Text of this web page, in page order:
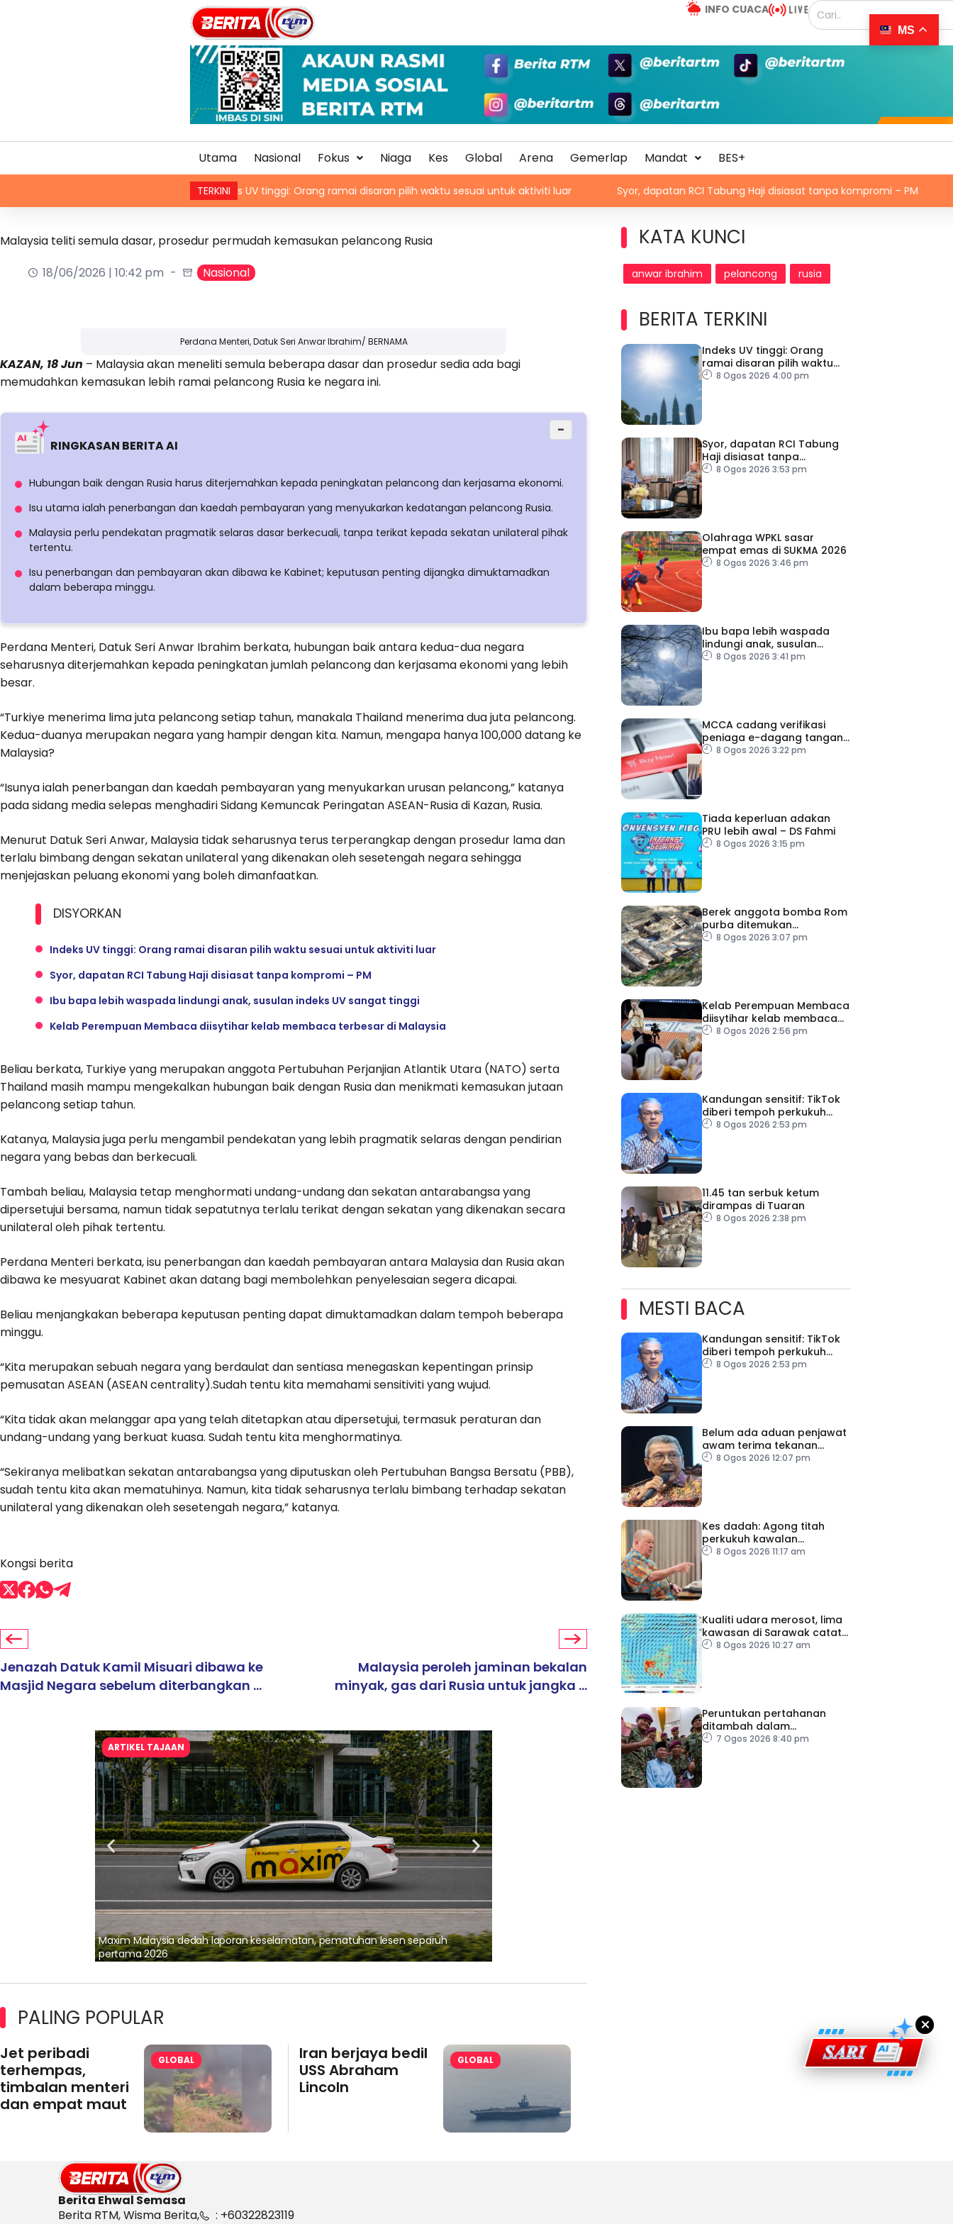
INFO CUACA
Utama Nasional Fokus Niaga Kes Global Arena Gemerlap Mandat BES+
TERKINI
Indeks UV tinggi: Orang ramai disaran pilih waktu sesuai untuk aktiviti luar Syor, dapatan RCI Tabung Haji disiasat tanpa kompromi – PM Olahraga
Malaysia teliti semula dasar, prosedur permudah kemasukan pelancong Rusia
18/06/2026 | 10:42 pm
Nasional
Perdana Menteri, Datuk Seri Anwar Ibrahim/ BERNAMA
KAZAN, 18 Jun – Malaysia akan meneliti semula beberapa dasar dan prosedur sedia ada bagi
memudahkan kemasukan lebih ramai pelancong Rusia ke negara ini.
RINGKASAN BERITA AI
−
Hubungan baik dengan Rusia harus diterjemahkan kepada peningkatan pelancong dan kerjasama ekonomi.
Isu utama ialah penerbangan dan kaedah pembayaran yang menyukarkan kedatangan pelancong Rusia.
Malaysia perlu pendekatan pragmatik selaras dasar berkecuali, tanpa terikat kepada sekatan unilateral pihak
tertentu.
Isu penerbangan dan pembayaran akan dibawa ke Kabinet; keputusan penting dijangka dimuktamadkan
dalam beberapa minggu.
Perdana Menteri, Datuk Seri Anwar Ibrahim berkata, hubungan baik antara kedua-dua negara
seharusnya diterjemahkan kepada peningkatan jumlah pelancong dan kerjasama ekonomi yang lebih
besar.
“Turkiye menerima lima juta pelancong setiap tahun, manakala Thailand menerima dua juta pelancong.
Kedua-duanya merupakan negara yang hampir dengan kita. Namun, mengapa hanya 100,000 datang ke
Malaysia?
“Isunya ialah penerbangan dan kaedah pembayaran yang menyukarkan urusan pelancong,” katanya
pada sidang media selepas menghadiri Sidang Kemuncak Peringatan ASEAN-Rusia di Kazan, Rusia.
Menurut Datuk Seri Anwar, Malaysia tidak seharusnya terus terperangkap dengan prosedur lama dan
terlalu bimbang dengan sekatan unilateral yang dikenakan oleh sesetengah negara sehingga
menjejaskan peluang ekonomi yang boleh dimanfaatkan.
DISYORKAN
Indeks UV tinggi: Orang ramai disaran pilih waktu sesuai untuk aktiviti luar
Syor, dapatan RCI Tabung Haji disiasat tanpa kompromi – PM
Ibu bapa lebih waspada lindungi anak, susulan indeks UV sangat tinggi
Kelab Perempuan Membaca diisytihar kelab membaca terbesar di Malaysia
Beliau berkata, Turkiye yang merupakan anggota Pertubuhan Perjanjian Atlantik Utara (NATO) serta
Thailand masih mampu mengekalkan hubungan baik dengan Rusia dan menikmati kemasukan jutaan
pelancong setiap tahun.
Katanya, Malaysia juga perlu mengambil pendekatan yang lebih pragmatik selaras dengan pendirian
negara yang bebas dan berkecuali.
Tambah beliau, Malaysia tetap menghormati undang-undang dan sekatan antarabangsa yang
dipersetujui bersama, namun tidak sepatutnya terlalu terikat dengan sekatan yang dikenakan secara
unilateral oleh pihak tertentu.
Perdana Menteri berkata, isu penerbangan dan kaedah pembayaran antara Malaysia dan Rusia akan
dibawa ke mesyuarat Kabinet akan datang bagi membolehkan penyelesaian segera dicapai.
Beliau menjangkakan beberapa keputusan penting dapat dimuktamadkan dalam tempoh beberapa
minggu.
“Kita merupakan sebuah negara yang berdaulat dan sentiasa menegaskan kepentingan prinsip
pemusatan ASEAN (ASEAN centrality).Sudah tentu kita memahami sensitiviti yang wujud.
“Kita tidak akan melanggar apa yang telah ditetapkan atau dipersetujui, termasuk peraturan dan
undang-undang yang berkuat kuasa. Sudah tentu kita menghormatinya.
“Sekiranya melibatkan sekatan antarabangsa yang diputuskan oleh Pertubuhan Bangsa Bersatu (PBB),
sudah tentu kita akan mematuhinya. Namun, kita tidak seharusnya terlalu bimbang terhadap sekatan
unilateral yang dikenakan oleh sesetengah negara,” katanya.
Kongsi berita
Jenazah Datuk Kamil Misuari dibawa ke
Masjid Negara sebelum diterbangkan ...
Malaysia peroleh jaminan bekalan
minyak, gas dari Rusia untuk jangka ...
ARTIKEL TAJAAN
Maxim Malaysia dedah laporan keselamatan, pematuhan lesen separuh
pertama 2026
PALING POPULAR
Jet peribadi
terhempas,
timbalan menteri
dan empat maut
GLOBAL
Iran berjaya bedil
USS Abraham
Lincoln
GLOBAL
KATA KUNCI
anwar ibrahim pelancong rusia
BERITA TERKINI
Indeks UV tinggi: Orang
ramai disaran pilih waktu
sesuai untuk aktiviti luar
8 Ogos 2026 4:00 pm
Syor, dapatan RCI Tabung
Haji disiasat tanpa
kompromi – PM
8 Ogos 2026 3:53 pm
Olahraga WPKL sasar
empat emas di SUKMA 2026
8 Ogos 2026 3:46 pm
Ibu bapa lebih waspada
lindungi anak, susulan
indeks UV sangat tinggi
8 Ogos 2026 3:41 pm
MCCA cadang verifikasi
peniaga e-dagang tangani
lambakan produk import
8 Ogos 2026 3:22 pm
Tiada keperluan adakan
PRU lebih awal – DS Fahmi
8 Ogos 2026 3:15 pm
Berek anggota bomba Rom
purba ditemukan
berhampiran Colosseum
8 Ogos 2026 3:07 pm
Kelab Perempuan Membaca
diisytihar kelab membaca
terbesar di Malaysia
8 Ogos 2026 2:56 pm
Kandungan sensitif: TikTok
diberi tempoh perkukuh
sistem moderasi
8 Ogos 2026 2:53 pm
11.45 tan serbuk ketum
dirampas di Tuaran
8 Ogos 2026 2:38 pm
MESTI BACA
Kandungan sensitif: TikTok
diberi tempoh perkukuh
sistem moderasi
8 Ogos 2026 2:53 pm
Belum ada aduan penjawat
awam terima tekanan
daripada ahli politik
8 Ogos 2026 12:07 pm
Kes dadah: Agong titah
perkukuh kawalan
lapangan terbang, pintu
8 Ogos 2026 11:17 am
Kualiti udara merosot, lima
kawasan di Sarawak catat
IPU tidak sihat
8 Ogos 2026 10:27 am
Peruntukan pertahanan
ditambah dalam
Belanjawan 2027
7 Ogos 2026 8:40 pm
×
Berita Ehwal Semasa
Berita RTM, Wisma Berita,
: +60322823119
MS